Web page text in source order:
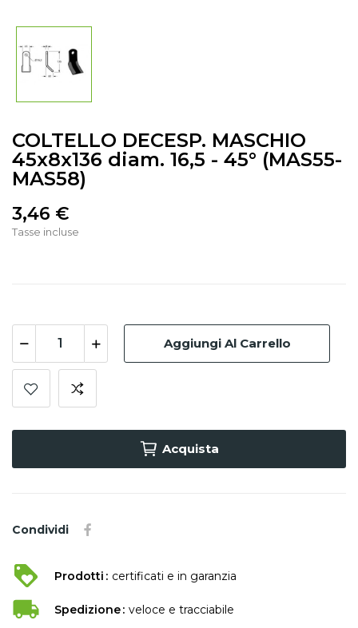
COLTELLO DECESP. MASCHIO
45x8x136 diam. 16,5 - 45° (MAS55-
MAS58)
3,46 €
Tasse incluse
Aggiungi Al Carrello
Acquista
Condividi
Prodotti certificati e in garanzia
Spedizione veloce e tracciabile